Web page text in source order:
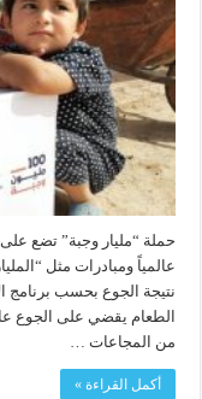
حملة “مليار وجبة” تضع
نتيجة الجوع بحسب برنامج
من المجاعات …
أكمل القراءة »